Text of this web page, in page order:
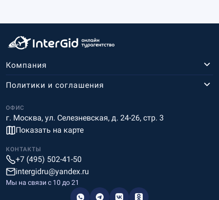
Компания
ОФИС
г. Москва, ул. Селезневская, д. 24-26, стр. 3
Показать на карте
Политики и соглашения
КОНТАКТЫ
+7 (495) 502-41-50
intergidru@yandex.ru
Мы на связи c 10 до 21